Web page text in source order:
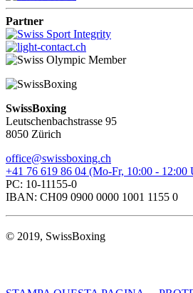
Partner
SwissBoxing
Leutschenbachstrasse 95
8050 Zürich
office@swissboxing.ch
+41 76 619 86 04 (Mo-Fr, 10:00 - 12:00
PC: 10-11155-0
IBAN: CH09 0900 0000 1001 1155 0
© 2019, SwissBoxing